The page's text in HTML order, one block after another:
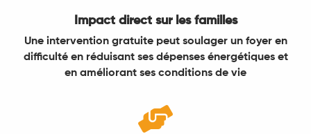
Impact direct sur les familles
Une intervention gratuite peut soulager un foyer en
difficulté en réduisant ses dépenses énergétiques et
en améliorant ses conditions de vie
